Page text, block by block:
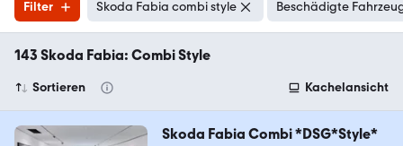
Filter Skoda Fabia combi style Beschädigte
143 Skoda Fabia: Combi Style
Sortieren Kachelansicht
Skoda Fabia Combi *DSG*Style*